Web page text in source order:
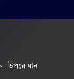
উপরে যান